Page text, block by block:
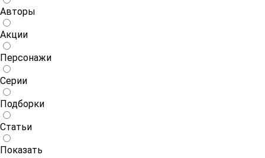
Авторы
Акции
Персонажи
Серии
Подборки
Статьи
Показать